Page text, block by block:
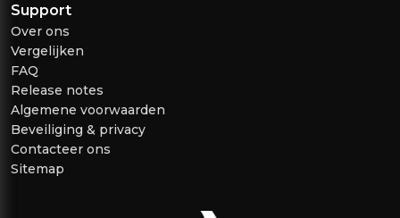
Support
Over ons
Vergelijken
FAQ
Release notes
Algemene voorwaarden
Beveiliging & privacy
Contacteer ons
Sitemap